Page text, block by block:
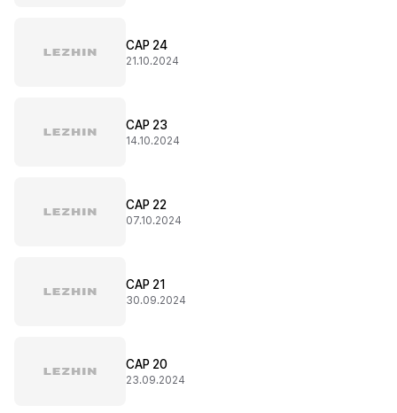
CAP 24
21.10.2024
CAP 23
14.10.2024
CAP 22
07.10.2024
CAP 21
30.09.2024
CAP 20
23.09.2024